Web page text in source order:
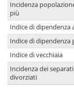
Incidenza
più
Indice di dipendenza
Indice di dipendenza
Indice di vecchiaia
Incidenza dei
divorziati